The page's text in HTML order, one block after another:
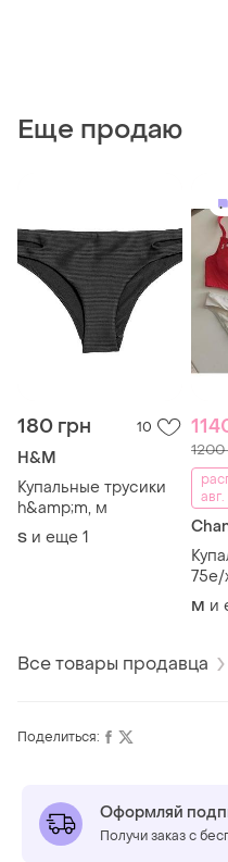
Еще продаю
180 грн 10
H&M
Купальные трусики
h&amp;m, м
S и еще 1
1200
авг.
75e/
M и
Все товары продавца
Поделиться:
Оформляй
Получи заказ с